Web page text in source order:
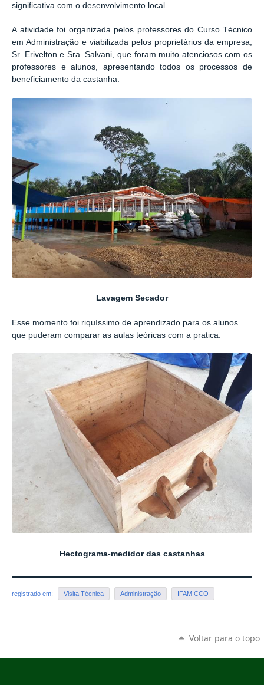
significativa com o desenvolvimento local.
A atividade foi organizada pelos professores do Curso Técnico
em Administração e viabilizada pelos proprietários da empresa,
Sr. Erivelton e Sra. Salvani, que foram muito atenciosos com os
professores e alunos, apresentando todos os processos de
beneficiamento da castanha.
Lavagem Secador
Esse momento foi riquíssimo de aprendizado para os alunos
que puderam comparar as aulas teóricas com a pratica.
Hectograma-medidor das castanhas
registrado em: Visita Técnica Administração IFAM CCO
Voltar para o topo